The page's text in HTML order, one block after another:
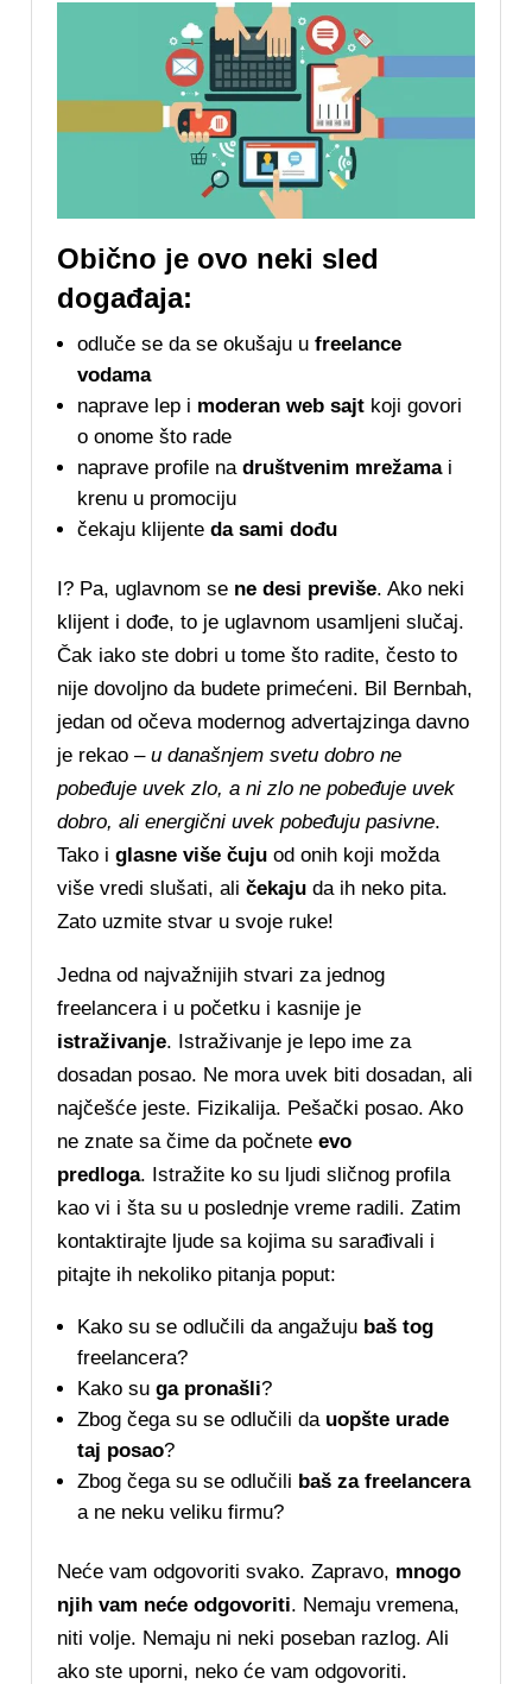
Obično je ovo neki sled
događaja:
odluče se da se okušaju ufreelance
vodama
naprave lep i moderan web sajt koji govori
o onome što rade
naprave profile nadruštvenim mrežamai
krenu u promociju
čekaju klijenteda sami dođu
I? Pa, uglavnom se ne desi previše. Ako neki
klijent i dođe, to je uglavnom usamljeni slučaj.
Čak iako ste dobri u tome što radite, često to
nije dovoljno da budete primećeni. Bil Bernbah,
jedan od očeva modernog advertajzinga davno
je rekao –u današnjem svetu dobro ne
pobeđuje uvek zlo, a ni zlo ne pobeđuje uvek
dobro, ali energični uvek pobeđuju pasivne.
Tako iglasne više čuju od onih koji možda
više vredi slušati, aličekaju da ih neko pita.
Zato uzmite stvar u svoje ruke!
Jedna od najvažnijih stvari za jednog
freelancera i u početku i kasnije je
istraživanje. Istraživanje je lepo ime za
dosadan posao. Ne mora uvek biti dosadan, ali
najčešće jeste. Fizikalija. Pešački posao. Ako
ne znate sa čime da počneteevo
predloga. Istražite ko su ljudi sličnog profila
kao vi i šta su u poslednje vreme radili. Zatim
kontaktirajte ljude sa kojima su sarađivali i
pitajte ih nekoliko pitanja poput:
Kako su se odlučili da angažuju baš tog
freelancera?
Kako suga pronašli?
Zbog čega su se odlučili da uopšte urade
taj posao?
Zbog čega su se odlučili baš za freelancera
a ne neku veliku firmu?
Neće vam odgovoriti svako. Zapravo, mnogo
njih vam neće odgovoriti. Nemaju vremena,
niti volje. Nemaju ni neki poseban razlog. Ali
ako ste uporni, neko će vam odgovoriti.